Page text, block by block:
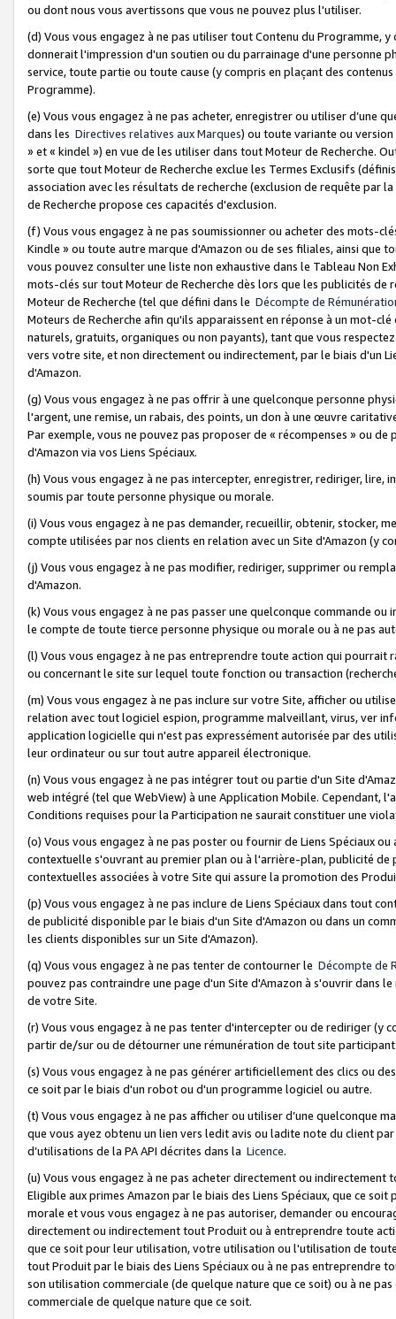
ou dont nous vous avertissons que vous ne pouvez plus l'utiliser.
(d) Vous vous engagez à ne pas utiliser tout Contenu du Programme,
donnerait l'impression d'un soutien ou du parrainage d'une personne
service, toute partie ou toute cause (y compris en plaçant des
Programme).
(e) Vous vous engagez à ne pas acheter, enregistrer ou utiliser d’une
dans les Directives relatives aux Marques) ou toute variante ou
» et « kindel ») en vue de les utiliser dans tout Moteur de Recherche.
sorte que tout Moteur de Recherche exclue les Termes Exclusifs
association avec les résultats de recherche (exclusion de requête
de Recherche propose ces capacités d'exclusion.
(f) Vous vous engagez à ne pas soumissionner ou acheter des mots-
Kindle » ou toute autre marque d'Amazon ou de ses filiales, ainsi que
vous pouvez consulter une liste non exhaustive dans le Tableau Non
mots-clés sur tout Moteur de Recherche dès lors que les publicités de
Moteur de Recherche (tel que défini dans le Décompte de
Moteurs de Recherche afin qu'ils apparaissent en réponse à un mot-
naturels, gratuits, organiques ou non payants), tant que vous
vers votre site, et non directement ou indirectement, par le biais d'un
d'Amazon.
(g) Vous vous engagez à ne pas offrir à une quelconque personne
l'argent, une remise, un rabais, des points, un don à une œuvre
Par exemple, vous ne pouvez pas proposer de « récompenses » ou
d'Amazon via vos Liens Spéciaux.
(h) Vous vous engagez à ne pas intercepter, enregistrer, rediriger,
soumis par toute personne physique ou morale.
(i) Vous vous engagez à ne pas demander, recueillir, obtenir, stocker,
compte utilisées par nos clients en relation avec un Site d'Amazon (y
(j) Vous vous engagez à ne pas modifier, rediriger, supprimer ou
d'Amazon.
(k) Vous vous engagez à ne pas passer une quelconque commande
le compte de toute tierce personne physique ou morale ou à ne pas
(l) Vous vous engagez à ne pas entreprendre toute action qui
ou concernant le site sur lequel toute fonction ou transaction
(m) Vous vous engagez à ne pas inclure sur votre Site, afficher ou
relation avec tout logiciel espion, programme malveillant, virus, ver
application logicielle qui n'est pas expressément autorisée par des
leur ordinateur ou sur tout autre appareil électronique.
(n) Vous vous engagez à ne pas intégrer tout ou partie d'un Site
web intégré (tel que WebView) à une Application Mobile. Cependant,
Conditions requises pour la Participation ne saurait constituer une
(o) Vous vous engagez à ne pas poster ou fournir de Liens Spéciaux
contextuelle s'ouvrant au premier plan ou à l'arrière-plan, publicité
contextuelles associées à votre Site qui assure la promotion des
(p) Vous vous engagez à ne pas inclure de Liens Spéciaux dans tout
de publicité disponible par le biais d'un Site d'Amazon ou dans un
les clients disponibles sur un Site d'Amazon).
(q) Vous vous engagez à ne pas tenter de contourner le Décompte de
pouvez pas contraindre une page d'un Site d'Amazon à s'ouvrir dans
de votre Site.
(r) Vous vous engagez à ne pas tenter d'intercepter ou de rediriger
partir de/sur ou de détourner une rémunération de tout site
(s) Vous vous engagez à ne pas générer artificiellement des clics ou
ce soit par le biais d'un robot ou d'un programme logiciel ou autre.
(t) Vous vous engagez à ne pas afficher ou utiliser d’une quelconque
que vous ayez obtenu un lien vers ledit avis ou ladite note du client
d’utilisations de la PA API décrites dans la Licence.
(u) Vous vous engagez à ne pas acheter directement ou
Eligible aux primes Amazon par le biais des Liens Spéciaux, que ce
morale et vous vous engagez à ne pas autoriser, demander ou
directement ou indirectement tout Produit ou à entreprendre toute
que ce soit pour leur utilisation, votre utilisation ou l'utilisation de
tout Produit par le biais des Liens Spéciaux ou à ne pas entreprendre
son utilisation commerciale (de quelque nature que ce soit) ou à ne
commerciale de quelque nature que ce soit.